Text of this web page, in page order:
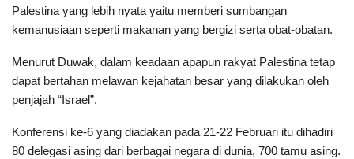
Palestina yang lebih nyata yaitu memberi sumbangan
kemanusiaan seperti makanan yang bergizi serta obat-obatan.
Menurut Duwak, dalam keadaan apapun rakyat Palestina tetap
dapat bertahan melawan kejahatan besar yang dilakukan oleh
penjajah “Israel”.
Konferensi ke-6 yang diadakan pada 21-22 Februari itu dihadiri
80 delegasi asing dari berbagai negara di dunia, 700 tamu asing.